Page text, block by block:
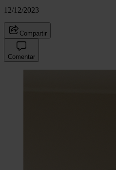
12/12/2023
Compartir
Comentar